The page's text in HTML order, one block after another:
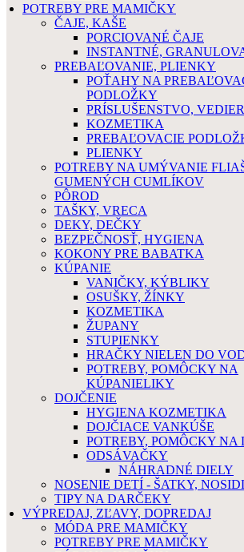
POTREBY PRE MAMIČKY
ČAJE, KAŠE
PORCIOVANÉ ČAJE
INSTANTNÉ,
PREBAĽOVANIE, PLIENKY
POŤAHY NA
PODLOŽKY
PRÍSLUŠENSTVO,
KOZMETIKA
PREBAĽOVACIE
PLIENKY
POTREBY NA UMÝVANIE
GUMENÝCH CUMLÍKOV
PÔROD
TAŠKY, VRECA
DEKY, DEČKY
BEZPEČNOSŤ, HYGIENA
KOKONY PRE BABATKA
KÚPANIE
VANIČKY, KÝBLIKY
OSUŠKY, ŽÍNKY
KOZMETIKA
ŽUPANY
STUPIENKY
HRAČKY NIELEN DO
POTREBY, POMÔCKY NA
KÚPANIELIKY
DOJČENIE
HYGIENA KOZMETIKA
DOJČIACE VANKÚŠE
POTREBY, POMÔCKY NA
ODSÁVAČKY
NÁHRADNÉ DIELY
NOSENIE DETÍ - ŠATKY,
TIPY NA DARČEKY
VÝPREDAJ, ZĽAVY, DOPREDAJ
MÓDA PRE MAMIČKY
POTREBY PRE MAMIČKY